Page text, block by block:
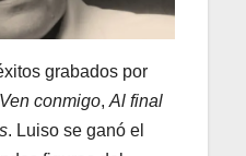
grabados por
Ven conmigo, Al final
. Luiso se ganó el